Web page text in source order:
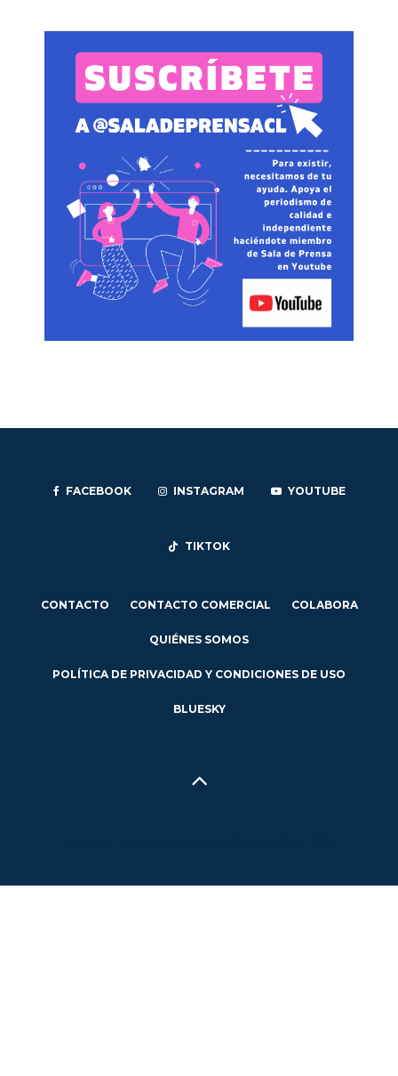
FACEBOOK INSTAGRAM YOUTUBE
TIKTOK
CONTACTO CONTACTO COMERCIAL COLABORA
QUIÉNES SOMOS
POLÍTICA DE PRIVACIDAD Y CONDICIONES DE USO
BLUESKY